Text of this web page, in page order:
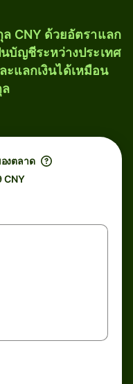
ล CNY ด้วยอัตราแลก
บัญชีระหว่างประเทศ
ะแลกเงินได้เหมือน
ล
งตลาด
CNY